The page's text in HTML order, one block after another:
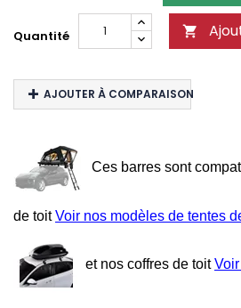
Quantité 
AJOUTER À COMPARAISON
Ces barres sont
de toitVoir nos modèles de tentes
et nos coffres de toit